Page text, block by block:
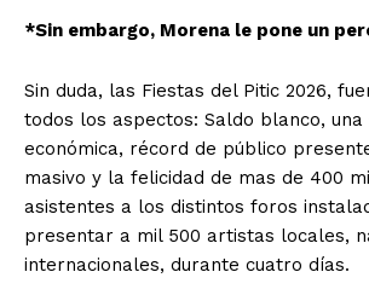
*Sin embargo, Morena le pone un
Sin duda, las Fiestas del Pitic 2026,
todos los aspectos: Saldo blanco,
económica, récord de público
masivo y la felicidad de mas de 400
asistentes a los distintos foros
presentar a mil 500 artistas locales,
internacionales, durante cuatro días.